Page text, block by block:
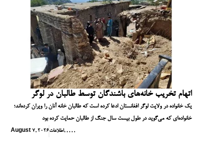
اتهام تخریب خانه‌های باشندگان توسط طالبان در لوگر
یک خانواده در ولایت لوگر افغانستان ادعا کرده است که طالبان خانه آنان را ویران کرده‌اند؛
خانواده‌ای که می‌گوید در طول بیست سال جنگ از طالبان حمایت کرده بود
August 7, 2026اطلاعات, , , , ,